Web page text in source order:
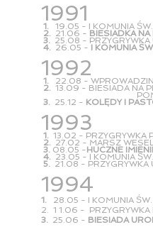
1991
1. 19.05 - I KOMUNIA
2. 21.06 - BIESIADKA
3. 25.08 -
4. 26.05 - I KOMUNIA
1992
1. 22.08 -
2. 13.09 - BIESIADA NA
3. 25.12 - KOLĘDY I
1993
1. 13.02 - PRZYGRYWKA
2. 27.02 - MARSZ
3. 08.05 -HUCZNE
4. 23.05 - I KOMUNIA
5. 21.08 - PRZYGRYWKA
1994
1.
28.05 - I KOMUNIA
2. 1 1.06 - PRZYGRYWKA
3. 25.06 - BIESIADA